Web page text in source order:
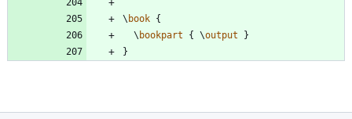
\ book {
\ bookpart { \output
}
}